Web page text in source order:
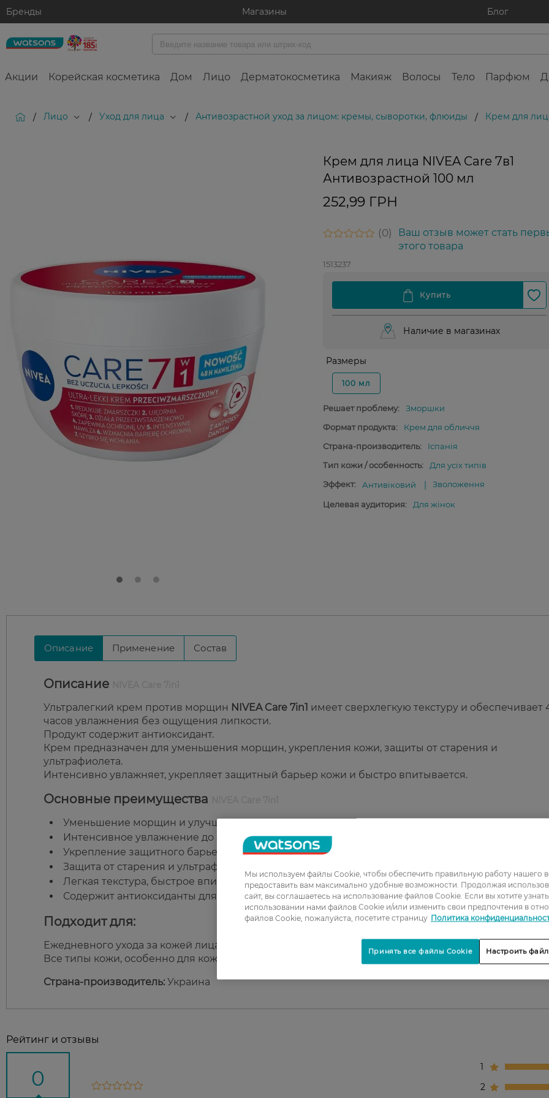
Бренды Магазины Блог
Акции Корейская косметика Дом Лицо Дерматокосметика Макияж Волосы Тело Парфюм
/ Лицо / Уход для лица / Антивозрастной уход за лицом: кремы, сыворотки, флюиды / Крем для
Крем для лица NIVEA Care 7в1
Антивозрастной 100 мл
252,99 ГРН
0
Ваш отзыв может стать
этого товара
1513237
Наличие в магазинах
Размеры
100 мл
Решает проблему:
Зморшки
Формат продукта:
Крем для обличчя
Страна-производитель:
Іспанія
Тип кожи / особенность:
Для усіх типів
Эффект:
Антивіковий Зволоження
Целевая аудитория: Для жінок
Описание Применение Состав
Описание
Ультралегкий крем против морщин NIVEA Care 7in1 имеет сверхлегкую текстуру и обеспечивает
часов увлажнения без ощущения липкости.
Продукт содержит антиоксидант.
Крем предназначен для уменьшения морщин, укрепления кожи, защиты от старения и
ультрафиолета.
Интенсивно увлажняет, укрепляет защитный барьер кожи и быстро впитывается.
Основные преимущества
Уменьшение морщин и улучшение упругости кожи.
Интенсивное увлажнение до 48 часов.
Укрепление защитного барьера кожи.
Защита от старения и ультрафиолета.
Легкая текстура, быстрое впитывание без липкости.
Содержит антиоксиданты для ухода за кожей.
Подходит для:
Ежедневного ухода за кожей лица.
Все типы кожи, особенно для кожи, склонной к появлению морщин.
Страна-производитель: Украина
Рейтинг и отзывы
0
1
2
Мы используем файлы Cookie, чтобы обеспечить правильную работу нашего
предоставить вам максимально удобные возможности. Продолжая
сайт, вы соглашаетесь на использование файлов Cookie. Если вы хотите
использовании нами файлов Cookie и/или изменить свои предпочтения в
файлов Cookie, пожалуйста, посетите страницу Политика
Настроить
Принять все файлы Cookie